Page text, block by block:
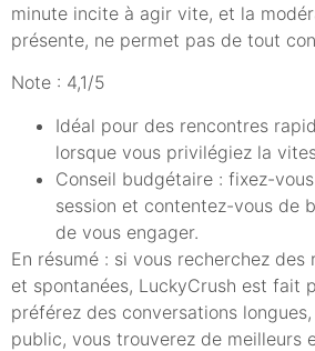
minute incite à agir vite, et la
présente, ne permet pas de tout
Note : 4,1/5
Idéal pour des rencontres
lorsque vous privilégiez la
Conseil budgétaire : fixez-
session et contentez-vous de
de vous engager.
En résumé : si vous recherchez
et spontanées, LuckyCrush est fait
préférez des conversations
public, vous trouverez de meilleurs